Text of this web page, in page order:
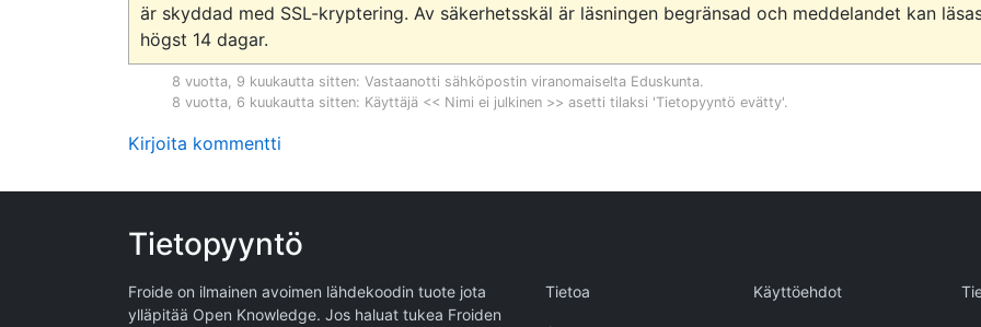
är skyddad med SSL-kryptering. Av säkerhetsskäl är läsningen begränsad och meddelandet kan
8 vuotta, 9 kuukautta sitten: Vastaanotti sähköpostin viranomaiselta Eduskunta.
8 vuotta, 6 kuukautta sitten: Käyttäjä << Nimi ei julkinen >> asetti tilaksi 'Tietopyyntö evätty'.
Kirjoita kommentti
Tietopyyntö
Froide on ilmainen avoimen lähdekoodin tuote jota
ylläpitää Open Knowledge. Jos haluat tukea Froiden
Tietoa Käyttöehdot